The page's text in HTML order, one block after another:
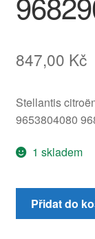
847,00 Kč
Stellantis
9653804080
1 skladem
Ventilátor
chladiče
Přidat do